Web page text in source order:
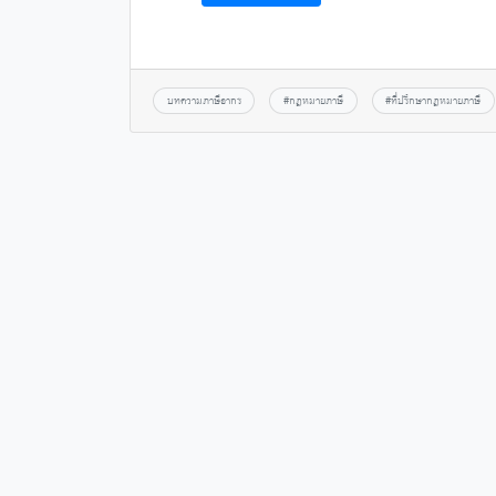
บทความภาษีอากร #กฎหมายภาษี #ที่ปรึกษากฎหมายภาษี